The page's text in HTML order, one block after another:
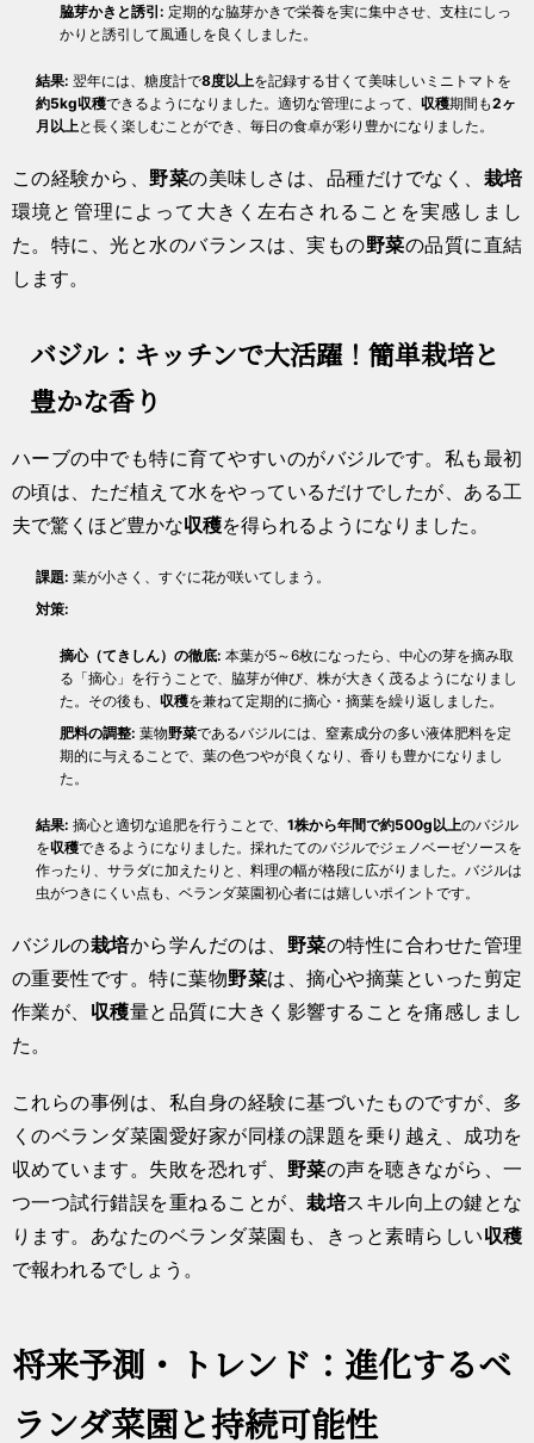
脇芽かきと誘引: 定期的な脇芽かきで栄養を実に集中させ、支柱にしっ
かりと誘引して風通しを良くしました。
結果: 翌年には、糖度計で8度以上を記録する甘くて美味しいミニトマトを
約5kg収穫できるようになりました。適切な管理によって、 収穫期間も2ヶ
月以上 と長く楽しむことができ、毎日の食卓が彩り豊かになりました。
この経験から、 野菜の美味しさは、品種だけでなく、 栽培
環境と管理によって大きく左右されることを実感しまし
た。特に、光と水のバランスは、実もの野菜の品質に直結
します。
バジル：キッチンで大活躍！簡単栽培と
豊かな香り
ハーブの中でも特に育てやすいのがバジルです。私も最初
の頃は、ただ植えて水をやっているだけでしたが、ある工
夫で驚くほど豊かな収穫を得られるようになりました。
課題: 葉が小さく、すぐに花が咲いてしまう。
対策:
摘心（てきしん）の徹底: 本葉が5～6枚になったら、中心の芽を摘み取
る「摘心」を行うことで、脇芽が伸び、株が大きく茂るようになりまし
た。その後も、 収穫を兼ねて定期的に摘心・摘葉を繰り返しました。
肥料の調整: 葉物野菜であるバジルには、窒素成分の多い液体肥料を定
期的に与えることで、葉の色つやが良くなり、香りも豊かになりまし
た。
結果: 摘心と適切な追肥を行うことで、 1株から年間で約500g以上のバジル
を収穫できるようになりました。採れたてのバジルでジェノベーゼソースを
作ったり、サラダに加えたりと、料理の幅が格段に広がりました。バジルは
虫がつきにくい点も、ベランダ菜園初心者には嬉しいポイントです。
バジルの栽培から学んだのは、 野菜の特性に合わせた管理
の重要性です。特に葉物野菜は、摘心や摘葉といった剪定
作業が、 収穫量と品質に大きく影響することを痛感しまし
た。
これらの事例は、私自身の経験に基づいたものですが、多
くのベランダ菜園愛好家が同様の課題を乗り越え、成功を
収めています。失敗を恐れず、 野菜の声を聴きながら、一
つ一つ試行錯誤を重ねることが、栽培スキル向上の鍵とな
ります。あなたのベランダ菜園も、きっと素晴らしい収穫
で報われるでしょう。
将来予測・トレンド：進化するベ
ランダ菜園と持続可能性